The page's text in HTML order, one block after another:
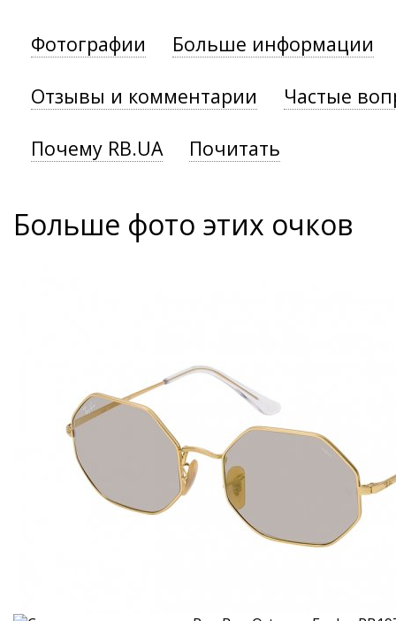
Фотографии Больше информации
Отзывы и комментарии Частые
Почему RB.UA Почитать
Больше фото этих очков